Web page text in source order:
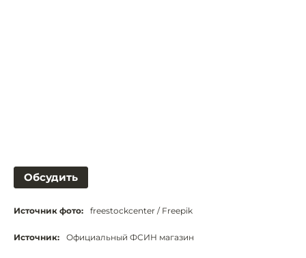
Обсудить
Источник фото: freestockcenter / Freepik
Источник: Официальный ФСИН магазин